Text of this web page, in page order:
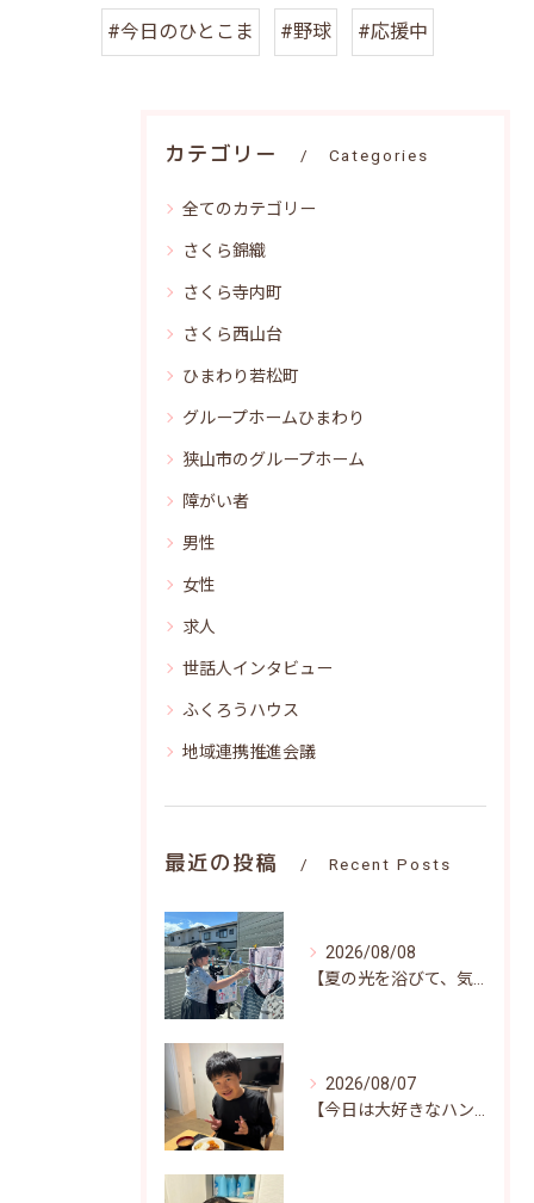
#今日のひとこま #野球 #応援中
カテゴリー Categories
全てのカテゴリー
さくら錦織
さくら寺内町
さくら西山台
ひまわり若松町
グループホームひまわり
狭山市のグループホーム
障がい者
男性
女性
求人
世話人インタビュー
ふくろうハウス
地域連携推進会議
最近の投稿 Recent Posts
2026/08/08
2026/08/07